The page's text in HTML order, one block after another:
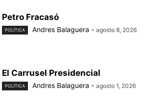
Petro Fracasó
POLÍTICA Andres Balaguera - agosto 8, 2026
El Carrusel Presidencial
POLÍTICA Andres Balaguera - agosto 1, 2026